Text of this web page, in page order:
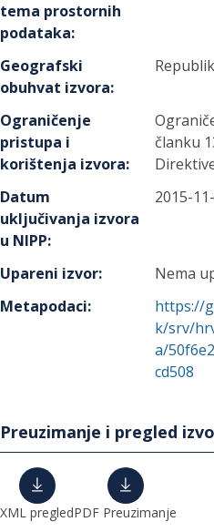
tema prostornih
podataka:
Geografski
obuhvat izvora:
Ograničenje
pristupa i
korištenja izvora:
članku
Datum
uključivanja izvora
u NIPP:
2015-
Upareni izvor:
Nema
Metapodaci:
https://
k/srv/
a/
cd508
Preuzimanje i pregled
XML pregledPDF Preuzimanje